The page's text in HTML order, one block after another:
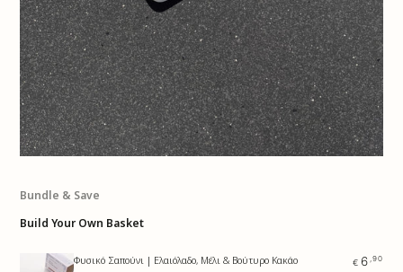
ΑΓΟΡΑ
ΑΓΟΡΑ
Αρχική
τιμή
€ 7 ,90
Bundle & Save
Build Your Own Basket
Φυσικό Σαπούνι | Ελαιόλαδο, Μέλι & Βούτυρο Κακάο € 6 ,90